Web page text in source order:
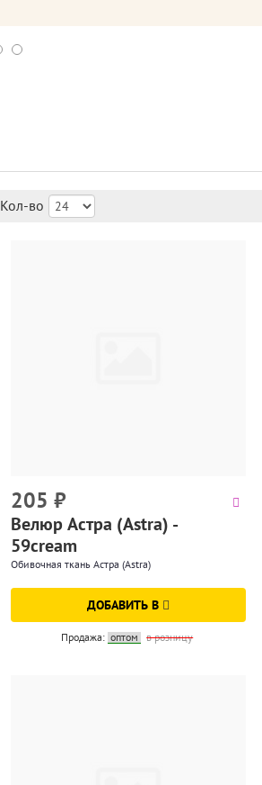
Кол-во
205 ₽
Велюр Астра (Astra) -
59cream
Обивочная ткань Астра (Astra)
ДОБАВИТЬ В
Продажа: оптом в розницу